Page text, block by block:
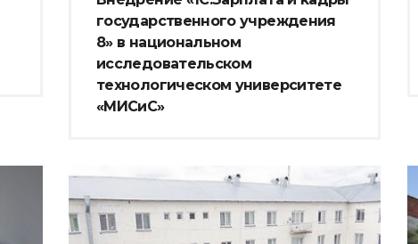
государственного учреждения
8» в национальном
исследовательском
технологическом университете
«МИСиС»